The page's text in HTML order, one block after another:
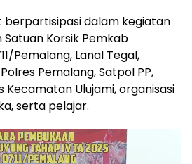
berpartisipasi dalam kegiatan
Korsik Pemkab
Pemalang, Lanal Tegal,
Pemalang, Satpol PP,
Kecamatan Ulujami, organisasi
serta pelajar.